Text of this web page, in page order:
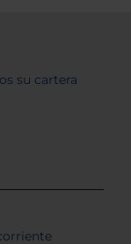
su cartera